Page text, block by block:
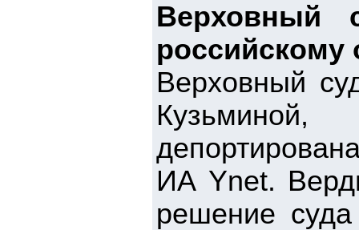
Верховный
российскому
Верховный
ИА Ynet.
решение